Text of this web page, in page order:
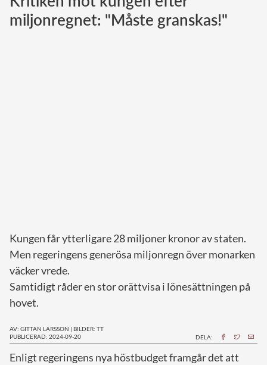
Norska kungahuset
miljonregnet: "Måste granskas!"
Kungen får ytterligare 28 miljoner kronor av staten.
Men regeringens generösa miljonregn över monarken
väcker vrede.
Samtidigt råder en stor orättvisa i lönesättningen på
hovet.
AV: GITTAN LARSSON | BILDER: TT
PUBLICERAD: 2024-09-20
DELA:
Enligt regeringens nya höstbudget framgår det att